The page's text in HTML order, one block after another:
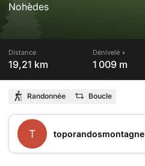
Nohèdes
Distance
19,21 km
Dénivelé +
1 009 m
Randonnée Boucle
T toporandosmontagne